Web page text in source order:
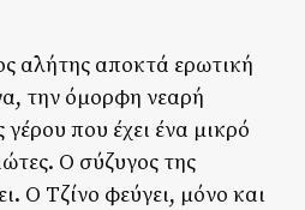
αλήτης αποκτά ερωτική
την όμορφη νεαρή
που έχει ένα μικρό
Ο σύζυγος της
Ο Τζίνο φεύγει, μόνο και